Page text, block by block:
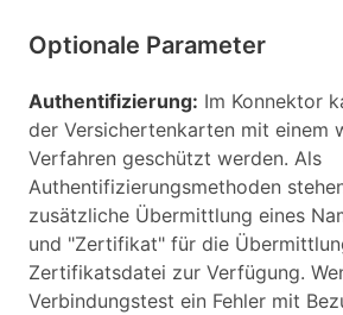
Optionale Parameter
Authentifizierung: Im Konnektor
der Versichertenkarten mit einem
Verfahren geschützt werden. Als
Authentifizierungsmethoden
zusätzliche Übermittlung eines
und "Zertifikat" für die
Zertifikatsdatei zur Verfügung.
Verbindungstest ein Fehler mit